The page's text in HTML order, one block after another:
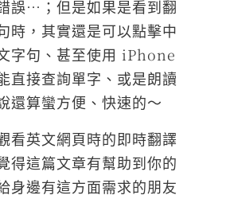
誤…；但是如果是看到翻
時，其實還是可以點擊中
字句、甚至使用 iPhone
直接查詢單字、或是朗讀
還算蠻方便、快速的～
看英文網頁時的即時翻譯
得這篇文章有幫助到你的
身邊有這方面需求的朋友